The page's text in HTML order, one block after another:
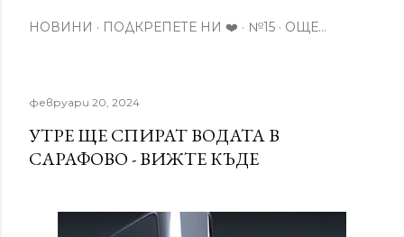
НОВИНИ ПОДКРЕПЕТЕ НИ ❤️ №15 ОЩЕ…
февруари 20, 2024
УТРЕ ЩЕ СПИРАТ ВОДАТА В
САРАФОВО - ВИЖТЕ КЪДЕ